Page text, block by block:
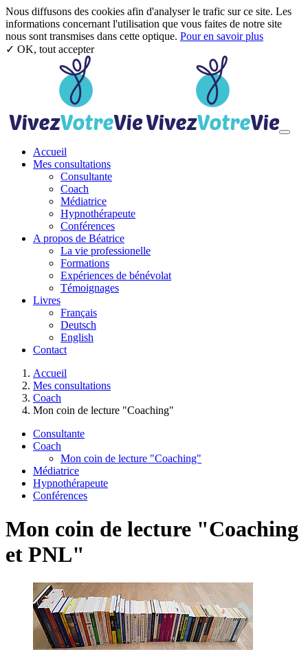
Nous diffusons des cookies afin d'analyser le trafic sur ce site. Les
informations concernant l'utilisation que vous faites de notre site
nous sont transmises dans cette optique. Pour en savoir plus
✓ OK, tout accepter
Aller au contenu principal
Accueil
Mes consultations
Consultante
Coach
Médiatrice
Hypnothérapeute
Conférences
A propos de Béatrice
La vie professionelle
Formations
Expériences de bénévolat
Témoignages
Livres
Français
Deutsch
English
Contact
You are here:
Accueil
Mes consultations
Coach
Mon coin de lecture "Coaching"
Consultante
Coach
Mon coin de lecture "Coaching"
Médiatrice
Hypnothérapeute
Conférences
Mon coin de lecture "Coaching
et PNL"